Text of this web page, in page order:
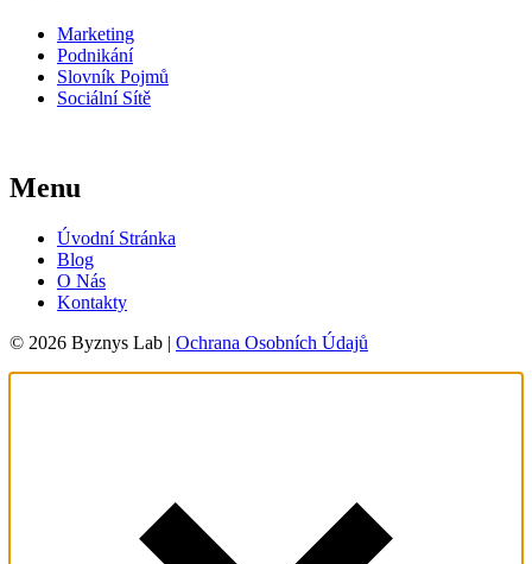
Marketing
Podnikání
Slovník Pojmů
Sociální Sítě
Menu
Úvodní Stránka
Blog
O Nás
Kontakty
© 2026 Byznys Lab | Ochrana Osobních Údajů